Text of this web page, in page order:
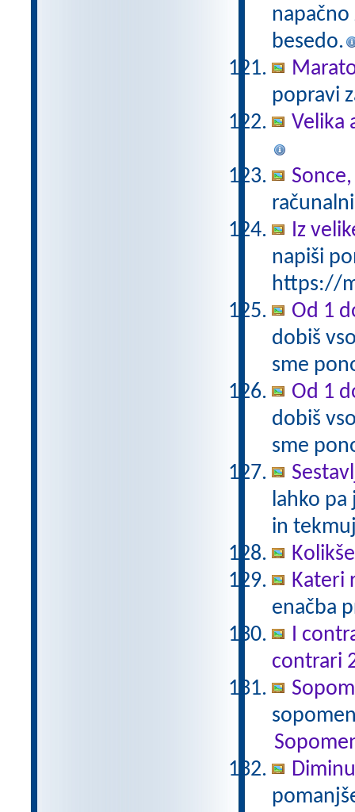
besedo.
popravi
Velika
Iz
napiši
https://
Od 1
dobiš
sme
Od 1
dobiš
sme
lahko
in
Kateri
enačba
I
contrari